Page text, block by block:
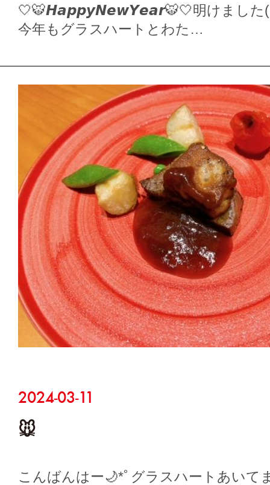
🤍🐯𝙃𝙖𝙥𝙥𝙮𝙉𝙚𝙬𝙔𝙚𝙖𝙧🐯🤍明けました(
今年もグラスハートとわた…
2024-03-11
🐭
こんばんはー🌙*ﾟグラスハートあい